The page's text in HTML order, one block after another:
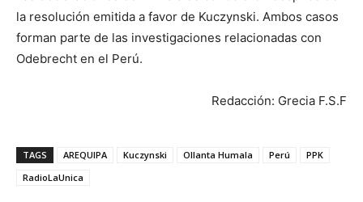
la resolución emitida a favor de Kuczynski. Ambos casos
forman parte de las investigaciones relacionadas con
Odebrecht en el Perú.
Redacción: Grecia F.S.F
TAGS AREQUIPA Kuczynski Ollanta Humala Perú
PPK
RadioLaUnica